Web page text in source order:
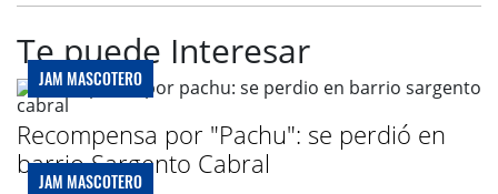
Te puede Interesar
JAM MASCOTERO
Recompensa por "Pachu": se perdió en
barrio Sargento Cabral
JAM MASCOTERO